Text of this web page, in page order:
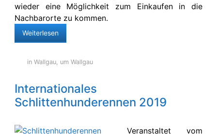
wieder eine Möglichkeit zum Einkaufen in die
Nachbarorte zu kommen.
Weiterlesen
in Wallgau, um Wallgau
Internationales
Schlittenhunderennen 2019
Veranstaltet vom